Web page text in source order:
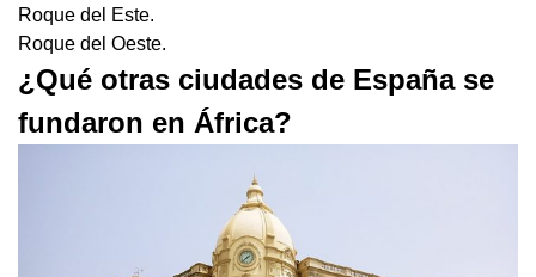
Roque del Este.
Roque del Oeste.
¿Qué otras ciudades de España se
fundaron en África?